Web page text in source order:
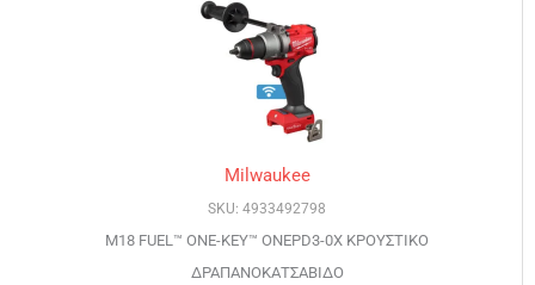
Milwaukee
SKU: 4933492798
M18 FUEL™ ONE-KEY™ ONEPD3-0X ΚΡΟΥΣΤΙΚΟ
ΔΡΑΠΑΝΟΚΑΤΣΑΒΙΔΟ